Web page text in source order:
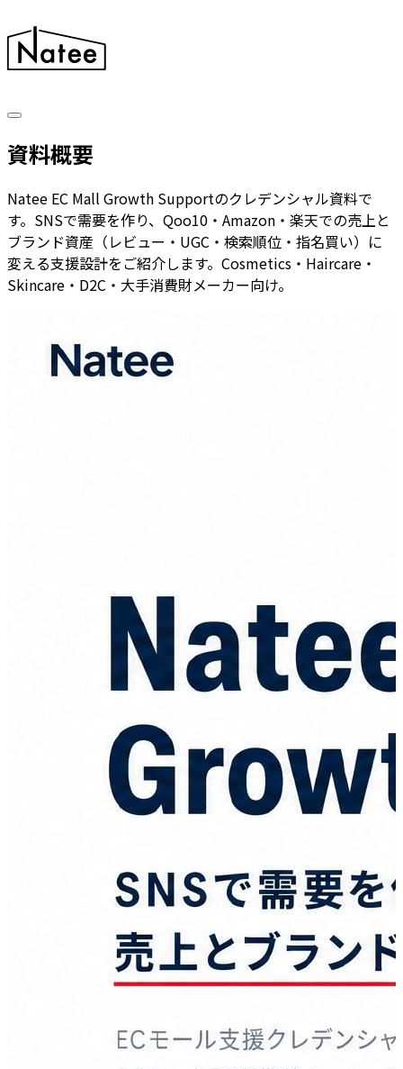
資料概要
Natee EC Mall Growth Supportのクレデンシャル資料で
す。SNSで需要を作り、Qoo10・Amazon・楽天での売上と
ブランド資産（レビュー・UGC・検索順位・指名買い）に
変える支援設計をご紹介します。Cosmetics・Haircare・
Skincare・D2C・大手消費財メーカー向け。